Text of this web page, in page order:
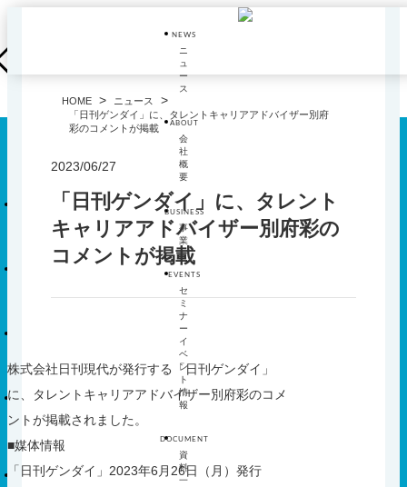
テ
ン
NEWS
ニ
ュ
ー
ス
ABOUT
会
社
概
要
BUSINESS
事
業
EVENTS
セ
ミ
ナ
ー
イ
ベ
ン
ト
情
報
DOCUMENT
資
料
一
News
ニュース
About
ニ
ュ
ー
を
示
ブ
メ
ュ
ー
EVENTS
Document
HOME > ニュース >
「日刊ゲンダイ」に、タレントキャリアアドバイザー別府
彩のコメントが掲載
2023/06/27
「日刊ゲンダイ」に、タレント
キャリアアドバイザー別府彩の
コメントが掲載
株式会社日刊現代が発行する「日刊ゲンダイ」
に、タレントキャリアアドバイザー別府彩のコメ
ントが掲載されました。
■媒体情報
「日刊ゲンダイ」2023年6月26日（月）発行